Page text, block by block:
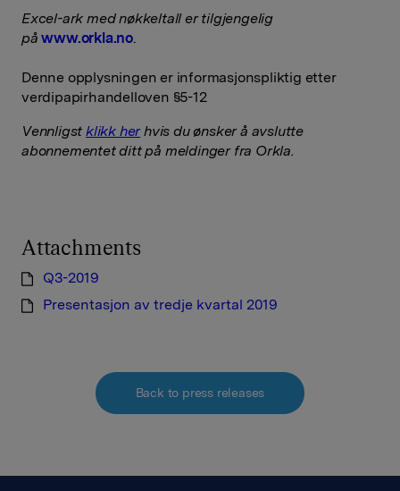
Excel-ark med nøkkeltall er tilgjengelig
påwww.orkla.no.
Denne opplysningen er informasjonspliktig etter
verdipapirhandelloven §5-12
Vennligst klikk herhvis du ønsker å avslutte
abonnementet ditt på meldinger fra Orkla.
Attachments
Q3-2019
Presentasjon av tredje kvartal 2019
Back to press releases